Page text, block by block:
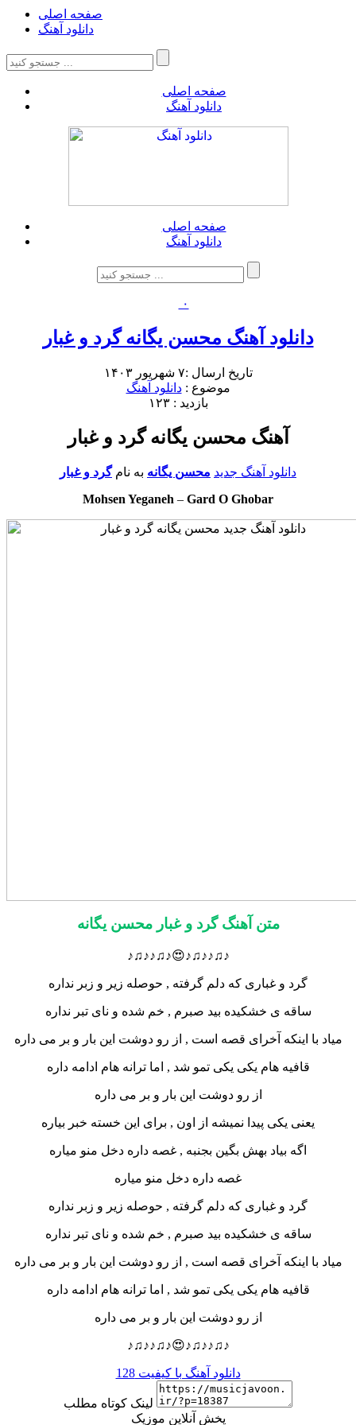
صفحه اصلی
دانلود آهنگ
صفحه اصلی
دانلود آهنگ
صفحه اصلی
دانلود آهنگ
۰
دانلود آهنگ محسن یگانه گرد و غبار
تاریخ ارسال :۷ شهریور ۱۴۰۳
موضوع :دانلود آهنگ
بازدید : ۱۲۳
آهنگ محسن یگانه گرد و غبار
دانلود آهنگ جدید محسن یگانه به نامگرد و غبار
Mohsen Yeganeh – Gard O Ghobar
متن آهنگ گرد و غبار محسن یگانه
♪♫♪♪♫♪😍♪♫♪♪♫♪
گرد و غباری که دلم گرفته , حوصله زیر و زبر نداره
ساقه ی خشکیده بید صبرم , خم شده و نای تبر نداره
میاد با اینکه آخرای قصه است , از رو دوشت این بار و بر می داره
قافیه هام یکی یکی تمو شد , اما ترانه هام ادامه داره
از رو دوشت این بار و بر می داره
یعنی یکی پیدا نمیشه از اون , برای این خسته خبر بیاره
اگه بیاد بهش بگین بجنبه , غصه داره دخل منو میاره
غصه داره دخل منو میاره
گرد و غباری که دلم گرفته , حوصله زیر و زبر نداره
ساقه ی خشکیده بید صبرم , خم شده و نای تبر نداره
میاد با اینکه آخرای قصه است , از رو دوشت این بار و بر می داره
قافیه هام یکی یکی تمو شد , اما ترانه هام ادامه داره
از رو دوشت این بار و بر می داره
♪♫♪♪♫♪😍♪♫♪♪♫♪
دانلود آهنگ با کیفیت 128
لینک کوتاه مطلب
پخش آنلاین موزیک